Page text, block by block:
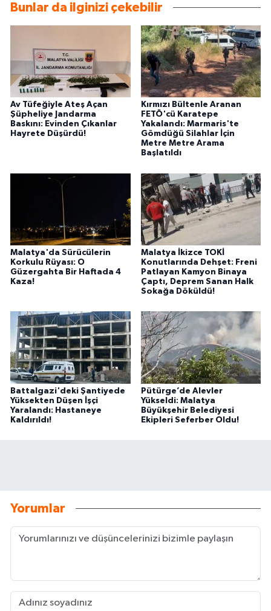
Bunlar da ilginizi çekebilir
Av Tüfeğiyle Ateş Açan
Şüpheliye Jandarma
Baskını: Evinden Çıkanlar
Hayrete Düşürdü!
Kırmızı Bültenle Aranan
FETÖ'cü Karatepe
Yakalandı: Marmaris'te
Gömdüğü Silahlar İçin
Metre Metre Arama
Başlatıldı
Malatya'da Sürücülerin
Korkulu Rüyası: O
Güzergahta Bir Haftada 4
Kaza!
Malatya İkizce TOKİ
Konutlarında Dehşet: Freni
Patlayan Kamyon Binaya
Çaptı, Deprem Sanan Halk
Sokağa Döküldü!
Battalgazi'deki Şantiyede
Yüksekten Düşen İşçi
Yaralandı: Hastaneye
Kaldırıldı!
Pütürge’de Alevler
Yükseldi: Malatya
Büyükşehir Belediyesi
Ekipleri Seferber Oldu!
Yorumlar